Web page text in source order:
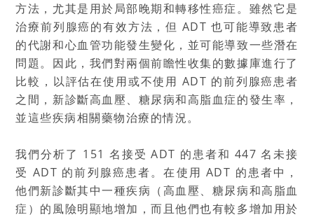
方法，尤其是用於局部晚期和轉移性癌症。雖然它是
治療前列腺癌的有效方法，但 ADT 也可能導致患者
的代謝和心血管功能發生變化，並可能導致一些潛在
問題。因此，我們對兩個前瞻性收集的數據庫進行了
比較，以評估在使用或不使用 ADT 的前列腺癌患者
之間，新診斷高血壓、糖尿病和高脂血症的發生率，
並這些疾病相關藥物治療的情況。
我們分析了 151 名接受 ADT 的患者和 447 名未接
受 ADT 的前列腺癌患者。在使用 ADT 的患者中，
他們新診斷其中一種疾病（高血壓、糖尿病和高脂血
症）的風險明顯地增加，而且他們也有較多增加用於